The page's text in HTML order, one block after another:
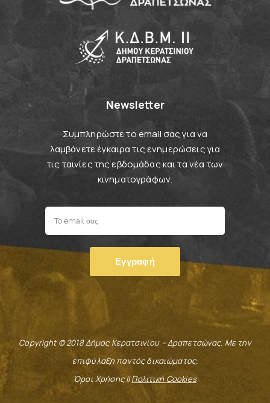
Newsletter
Συμπληρώστε το email σας για να
λαμβάνετε έγκαιρα τις ενημερώσεις για
τις ταινίες της εβδομάδας και τα νέα των
κινηματογράφων.
Copyright © 2018 Δήμος Κερατσινίου – Δραπετσώνας. Με την
επιφύλαξη παντός δικαιώματος.
Όροι Χρήσης ||Πολιτική Cookies